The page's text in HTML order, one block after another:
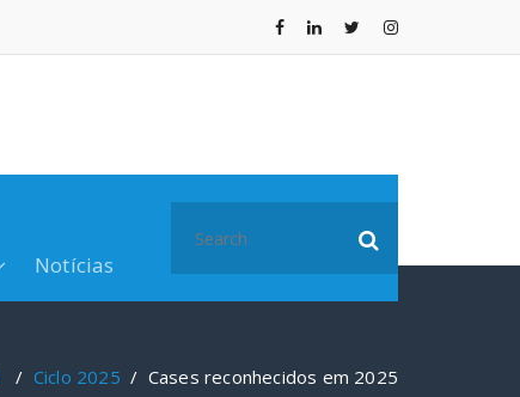
Notícias
for:
/ Ciclo 2025 / Cases reconhecidos em 2025